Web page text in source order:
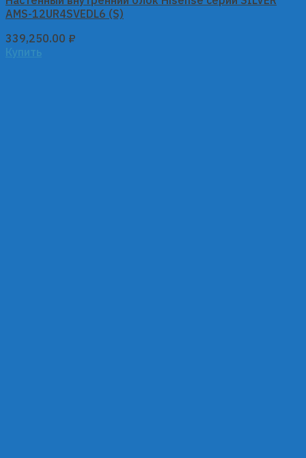
AMS-12UR4SVEDL6 (S)
339,250.00 ₽
Купить